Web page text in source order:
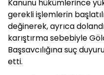
Kanunu hükümlerince
gerekli işlemlerin
değinerek, ayrıca
karıştırma sebebiyle
Başsavcılığına suç
etti.